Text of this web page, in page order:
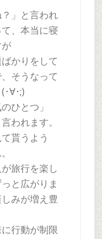
」と言われ
、本当に寝
かりをして
そうなって
･∀･;)
ひとつ」
われます。
貰うよう
旅行を楽し
と広がりま
みが増え豊
行動が制限